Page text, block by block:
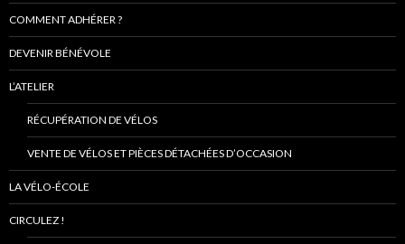
COMMENT ADHÉRER ?
DEVENIR BÉNÉVOLE
L’ATELIER
RÉCUPÉRATION DE VÉLOS
VENTE DE VÉLOS ET PIÈCES DÉTACHÉES D’OCCASION
LA VÉLO-ÉCOLE
CIRCULEZ !